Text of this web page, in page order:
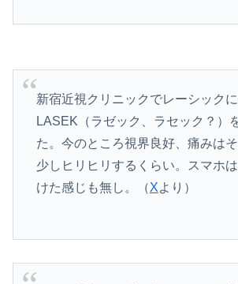
新宿近視クリニックでレーシック
LASEK（ラゼック、ラセック？）
た。今のところ視界良好、痛みはそ
少しヒリヒリするくらい。スマホ
けた感じも無し。（Xより）